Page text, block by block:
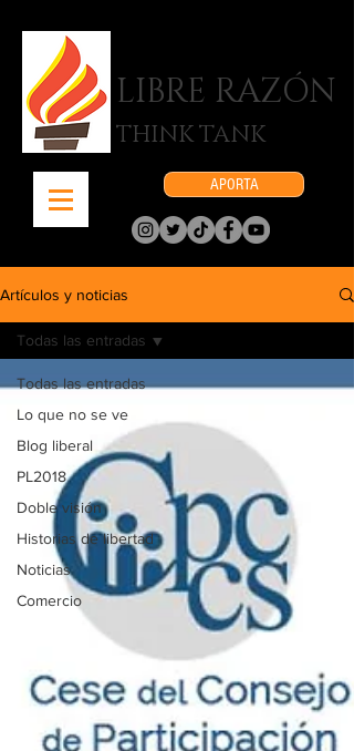
LIBRE RAZÓN
THINK TANK
APORTA
Artículos y noticias
Todas las entradas
Lo que no se ve
Blog liberal
PL2018
Doble visión
Historias de libertad
Noticias
Comercio
Todas las entradas